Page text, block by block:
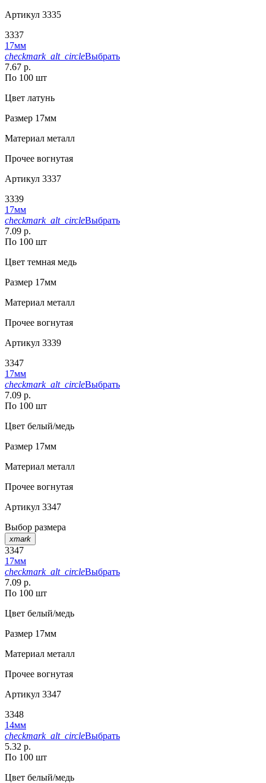
Артикул 3335
3337
17мм
checkmark_alt_circleВыбрать
7.67 р.
По 100 шт
Цвет латунь
Размер 17мм
Материал металл
Прочее вогнутая
Артикул 3337
3339
17мм
checkmark_alt_circleВыбрать
7.09 р.
По 100 шт
Цвет темная медь
Размер 17мм
Материал металл
Прочее вогнутая
Артикул 3339
3347
17мм
checkmark_alt_circleВыбрать
7.09 р.
По 100 шт
Цвет белый/медь
Размер 17мм
Материал металл
Прочее вогнутая
Артикул 3347
Выбор размера
xmark
3347
17мм
checkmark_alt_circleВыбрать
7.09 р.
По 100 шт
Цвет белый/медь
Размер 17мм
Материал металл
Прочее вогнутая
Артикул 3347
3348
14мм
checkmark_alt_circleВыбрать
5.32 р.
По 100 шт
Цвет белый/медь